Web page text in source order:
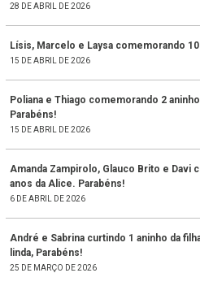
28 DE ABRIL DE 2026
Lísis, Marcelo e Laysa comemorando
15 DE ABRIL DE 2026
Poliana e Thiago comemorando 2
Parabéns!
15 DE ABRIL DE 2026
Amanda Zampirolo, Glauco Brito e Davi
anos da Alice. Parabéns!
6 DE ABRIL DE 2026
André e Sabrina curtindo 1 aninho da
linda, Parabéns!
25 DE MARÇO DE 2026